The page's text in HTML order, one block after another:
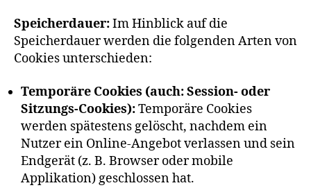
Speicherdauer:Im Hinblick auf die
Speicherdauer werden die folgenden Arten von
Cookies unterschieden:
Temporäre Cookies (auch: Session- oder
Sitzungs-Cookies):Temporäre Cookies
werden spätestens gelöscht, nachdem ein
Nutzer ein Online-Angebot verlassen und sein
Endgerät (z. B. Browser oder mobile
Applikation) geschlossen hat.